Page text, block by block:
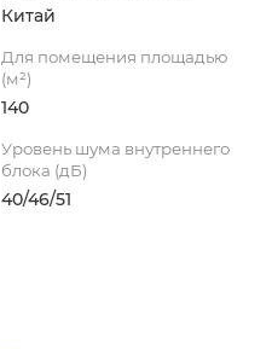
Китай
Для помещения площадью
(м²)
140
Уровень шума внутреннего
блока (дБ)
40/46/51